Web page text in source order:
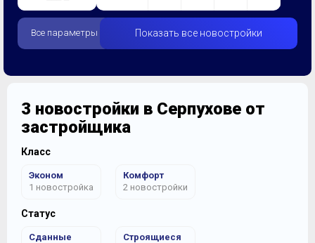
Все параметры Показать все новостройки
3 новостройки в Серпухове от
застройщика
Класс
Эконом
1 новостройка
Комфорт
2 новостройки
Статус
Сданные
Строящиеся